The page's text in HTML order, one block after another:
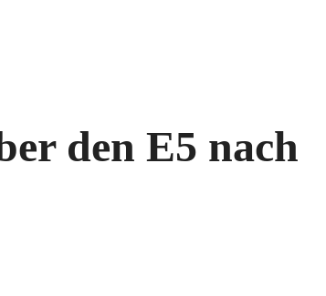
den E5 nach